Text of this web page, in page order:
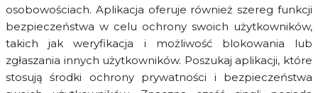
osobowościach. Aplikacja oferuje również szereg funkcji
bezpieczeństwa w celu ochrony swoich użytkowników,
takich jak weryfikacja i możliwość blokowania lub
zgłaszania innych użytkowników. Poszukaj aplikacji, które
stosują środki ochrony prywatności i bezpieczeństwa